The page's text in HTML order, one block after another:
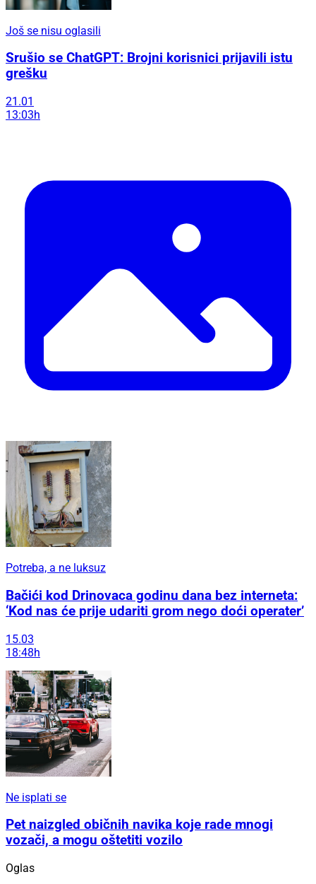
Još se nisu oglasili
Srušio se ChatGPT: Brojni korisnici prijavili istu
grešku
21.01
13:03h
Potreba, a ne luksuz
Bačići kod Drinovaca godinu dana bez interneta:
‘Kod nas će prije udariti grom nego doći operater’
15.03
18:48h
Ne isplati se
Pet naizgled običnih navika koje rade mnogi
vozači, a mogu oštetiti vozilo
Oglas